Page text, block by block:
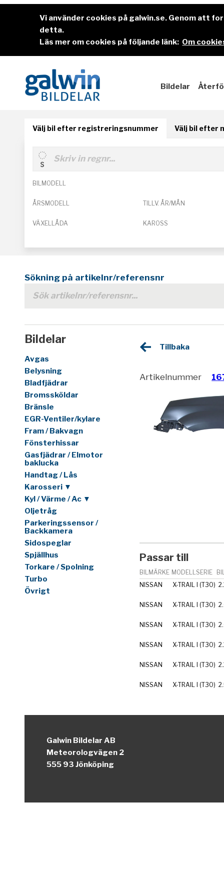
Vi använder cookies på galwin.se. Genom att
detta.
Läs mer om cookies på följande länk: Om
Bildelar
Välj bil efter registreringsnummer Välj bil efter
BILMODELL
ÅRSMODELL TILLV. ÅR/MÅN
VÄXELLÅDA KAROSS
Sökning på artikelnr/referensnr
Bildelar
Avgas
Belysning
Bladfjädrar
Bromssköldar
Bränsle
EGR-Ventiler/kylare
Fram / Bakvagn
Fönsterhissar
Gasfjädrar / Elmotor
baklucka
Handtag / Lås
Karosseri ▼
Kyl / Värme / Ac ▼
Oljetråg
Parkeringssensor /
Backkamera
Sidospeglar
Spjällhus
Torkare / Spolning
Turbo
Övrigt
Tillbaka
Artikelnummer
Passar till
BILMÄRKE MODELLSERIE
NISSAN
X-TRAIL I (T30)
NISSAN X-TRAIL I (T30)
NISSAN X-TRAIL I (T30)
NISSAN X-TRAIL I (T30)
NISSAN X-TRAIL I (T30)
NISSAN X-TRAIL I (T30)
Galwin Bildelar AB
Meteorologvägen 2
555 93 Jönköping